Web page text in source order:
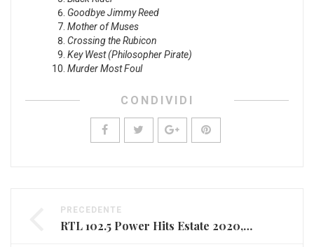
Goodbye Jimmy Reed
Mother of Muses
Crossing the Rubicon
Key West (Philosopher Pirate)
Murder Most Foul
CONDIVIDI
PRECEDENTE
RTL 102.5 Power Hits Estate 2020, la musica torna live